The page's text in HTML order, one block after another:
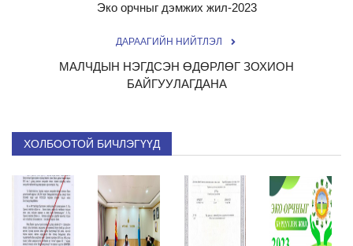
Эко орчныг дэмжих жил-2023
ДАРААГИЙН НИЙТЛЭЛ
МАЛЧДЫН НЭГДСЭН ӨДӨРЛӨГ ЗОХИОН
БАЙГУУЛАГДАНА
ХОЛБООТОЙ БИЧЛЭГҮҮД